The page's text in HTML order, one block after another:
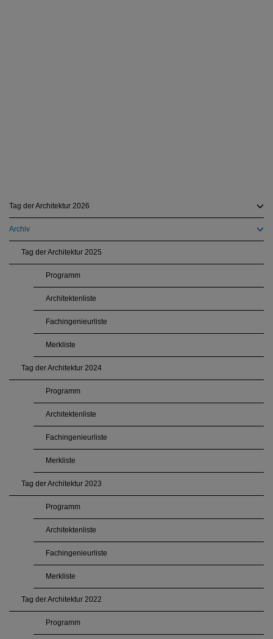
Tag der Architektur 2026
Archiv
Tag der Architektur 2025
Programm
Architektenliste
Fachingenieurliste
Merkliste
Tag der Architektur 2024
Programm
Architektenliste
Fachingenieurliste
Merkliste
Tag der Architektur 2023
Programm
Architektenliste
Fachingenieurliste
Merkliste
Tag der Architektur 2022
Programm